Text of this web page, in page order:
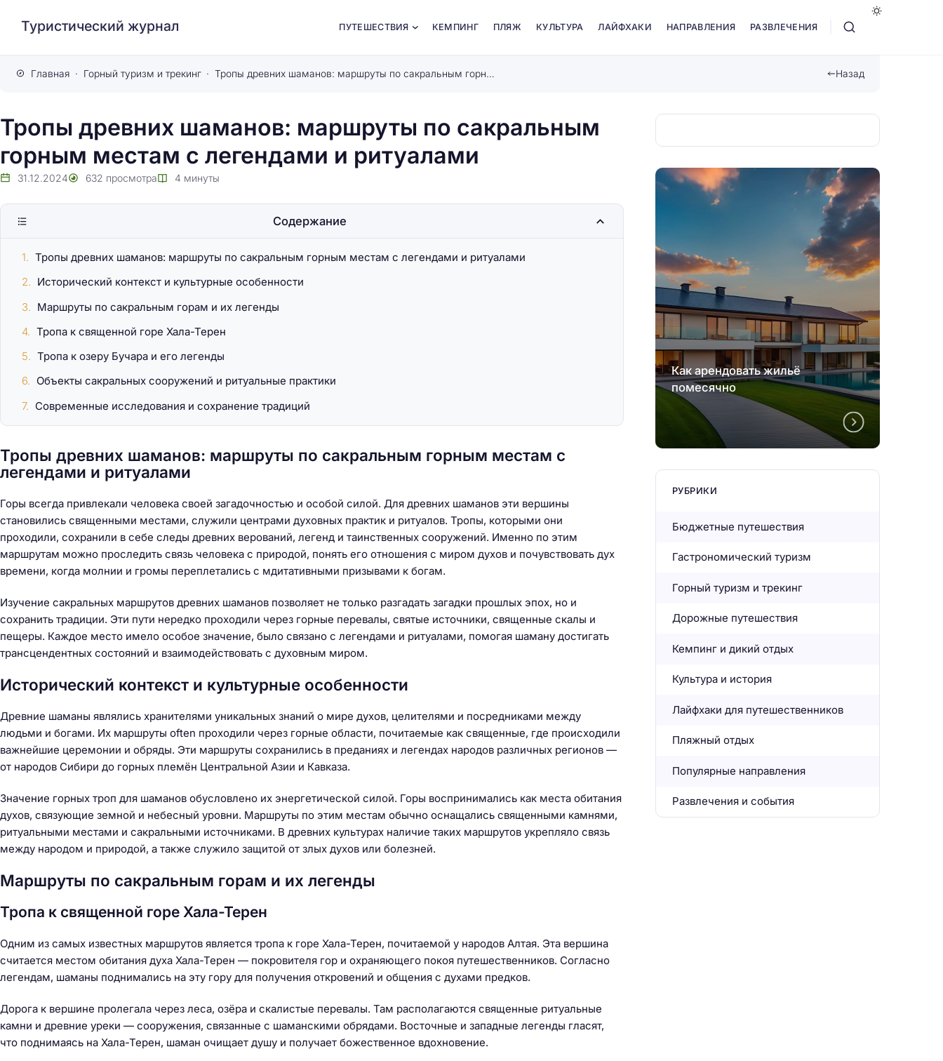
Туристический журнал ПУТЕШЕСТВИЯ КЕМПИНГ ПЛЯЖ КУЛЬТУРА ЛАЙФХАКИ НАПРАВЛЕНИЯ РАЗВЛЕЧЕНИЯ
Главная Горный туризм и трекинг Тропы древних шаманов: маршруты по сакральным горным местам с легендами и ритуалами Назад
Тропы древних шаманов: маршруты по сакральным
горным местам с легендами и ритуалами
31.12.2024 632 просмотра 4 минуты
Тропы древних шаманов: маршруты по сакральным горным местам с
легендами и ритуалами
Горы всегда привлекали человека своей загадочностью и особой силой. Для древних шаманов эти вершины
становились священными местами, служили центрами духовных практик и ритуалов. Тропы, которыми они
проходили, сохранили в себе следы древних верований, легенд и таинственных сооружений. Именно по этим
маршрутам можно проследить связь человека с природой, понять его отношения с миром духов и почувствовать дух
времени, когда молнии и громы переплетались с мдитативными призывами к богам.
Изучение сакральных маршрутов древних шаманов позволяет не только разгадать загадки прошлых эпох, но и
сохранить традиции. Эти пути нередко проходили через горные перевалы, святые источники, священные скалы и
пещеры. Каждое место имело особое значение, было связано с легендами и ритуалами, помогая шаману достигать
трансцендентных состояний и взаимодействовать с духовным миром.
Исторический контекст и культурные особенности
Древние шаманы являлись хранителями уникальных знаний о мире духов, целителями и посредниками между
людьми и богами. Их маршруты often проходили через горные области, почитаемые как священные, где происходили
важнейшие церемонии и обряды. Эти маршруты сохранились в преданиях и легендах народов различных регионов —
от народов Сибири до горных племён Центральной Азии и Кавказа.
Значение горных троп для шаманов обусловлено их энергетической силой. Горы воспринимались как места обитания
духов, связующие земной и небесный уровни. Маршруты по этим местам обычно оснащались священными камнями,
ритуальными местами и сакральными источниками. В древних культурах наличие таких маршрутов укрепляло связь
между народом и природой, а также служило защитой от злых духов или болезней.
Маршруты по сакральным горам и их легенды
Тропа к священной горе Хала-Терен
Одним из самых известных маршрутов является тропа к горе Хала-Терен, почитаемой у народов Алтая. Эта вершина
считается местом обитания духа Хала-Терен — покровителя гор и охраняющего покоя путешественников. Согласно
легендам, шаманы поднимались на эту гору для получения откровений и общения с духами предков.
Дорога к вершине пролегала через леса, озёра и скалистые перевалы. Там располагаются священные ритуальные
камни и древние уреки — сооружения, связанные с шаманскими обрядами. Восточные и западные легенды гласят,
что поднимаясь на Хала-Терен, шаман очищает душу и получает божественное вдохновение.
Содержание
Тропы древних шаманов: маршруты по сакральным горным местам с легендами и ритуалами
Исторический контекст и культурные особенности
Маршруты по сакральным горам и их легенды
Тропа к священной горе Хала-Терен
Тропа к озеру Бучара и его легенды
Объекты сакральных сооружений и ритуальные практики
Современные исследования и сохранение традиций
помесячно
Как арендовать жильё
помесячно
РУБРИКИ
Бюджетные путешествия
Гастрономический туризм
Горный туризм и трекинг
Дорожные путешествия
Кемпинг и дикий отдых
Культура и история
Лайфхаки для путешественников
Пляжный отдых
Популярные направления
Развлечения и события